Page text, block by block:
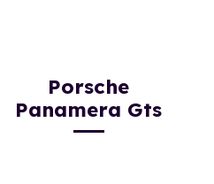
Porsche
Panamera Gts